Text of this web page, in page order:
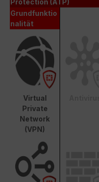
Protection (ATP)
Grundfunktio
nalität
Virtual
Private
Network
(VPN)